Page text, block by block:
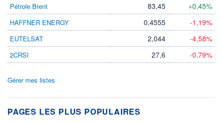
Pétrole Brent 83,45 +0,45%
HAFFNER ENERGY 0,4555 -1,19%
EUTELSAT 2,044 -4,58%
2CRSI 27,6 -0,79%
Gérer mes listes
PAGES LES PLUS POPULAIRES